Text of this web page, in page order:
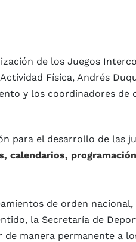
de los Juegos
Física, Andrés
y los coordinadores de
para el desarrollo de las
calendarios,
de orden
la Secretaría de
manera permanente a